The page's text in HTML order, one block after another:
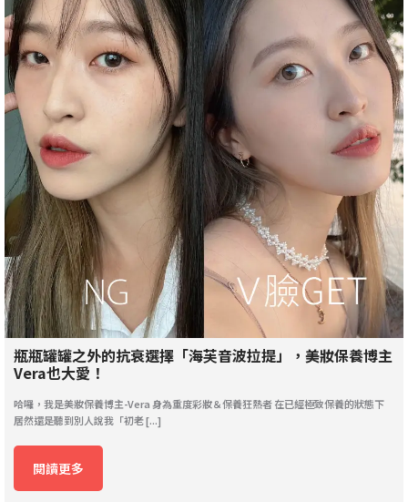
瓶瓶罐罐之外的抗衰選擇「海芙音波拉提」，美妝保養博主
Vera也大愛！
哈囉，我是美妝保養博主-Vera 身為重度彩妝＆保養狂熱者 在已經極致保養的狀態下
居然還是聽到別人說我「初老 [...]
閱讀更多